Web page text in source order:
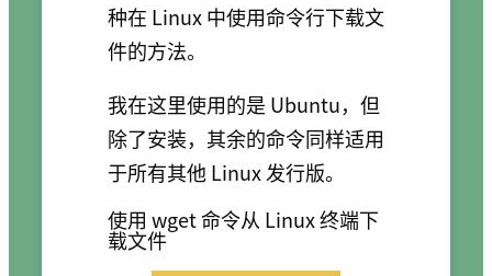
种在 Linux 中使用命令行下载文
件的方法。
我在这里使用的是 Ubuntu，但
除了安装，其余的命令同样适用
于所有其他 Linux 发行版。
使用 wget 命令从 Linux 终端下
载文件